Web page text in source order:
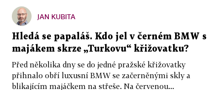
JAN KUBITA
Hledá se papaláš. Kdo jel v černém BMW s
majákem skrze „Turkovu“ křižovatku?
Před několika dny se do jedné pražské křižovatky
přihnalo obří luxusní BMW se začerněnými skly a
blikajícím majáčkem na střeše. Na červenou...